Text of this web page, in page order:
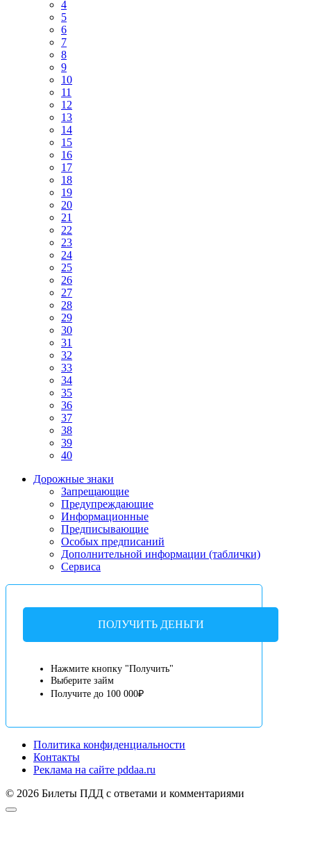
4
5
6
7
8
9
10
11
12
13
14
15
16
17
18
19
20
21
22
23
24
25
26
27
28
29
30
31
32
33
34
35
36
37
38
39
40
Дорожные знаки
Запрещающие
Предупреждающие
Информационные
Предписывающие
Особых предписаний
Дополнительной информации (таблички)
Сервиса
ПОЛУЧИТЬ ДЕНЬГИ
Нажмите кнопку "Получить"
Выберите займ
Получите до 100 000₽
Политика конфиденциальности
Контакты
Реклама на сайте pddaa.ru
© 2026 Билеты ПДД с ответами и комментариями